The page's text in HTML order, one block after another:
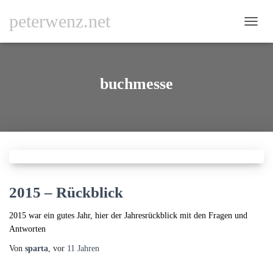
peterwenz.net
buchmesse
2015 – Rückblick
2015 war ein gutes Jahr, hier der Jahresrückblick mit den Fragen und
Antworten
Von sparta, vor 11 Jahren